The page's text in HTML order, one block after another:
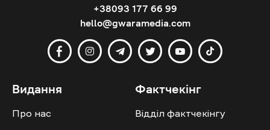
+38093 177 66 99
hello@gwaramedia.com
Видання
Про нас
Фактчекінг
Відділ фактчекінгу